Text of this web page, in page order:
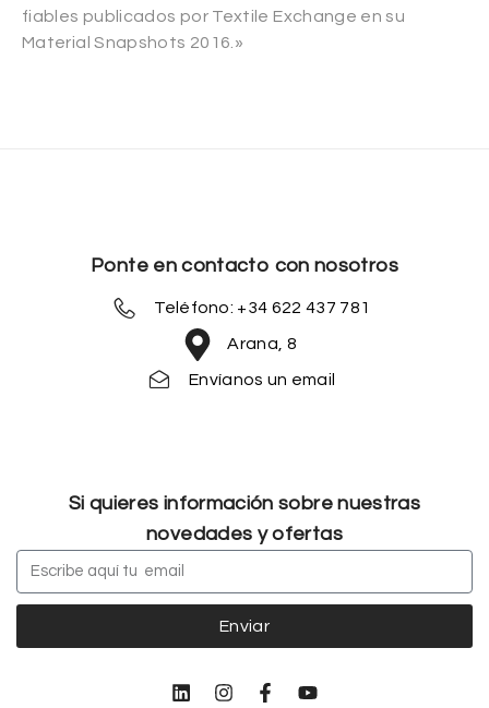
fiables publicados por Textile Exchange en su
Material Snapshots 2016.»
Ponte en contacto con nosotros
Teléfono: +34 622 437 781
Arana, 8
Envíanos un email
Si quieres información sobre nuestras
novedades y ofertas
Enviar